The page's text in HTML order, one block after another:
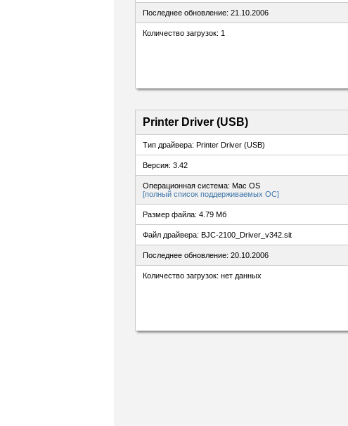
Последнее обновление: 21.10.2006
Количество загрузок: 1
Printer Driver (USB)
Тип драйвера: Printer Driver (USB)
Версия: 3.42
Операционная система: Mac OS
[полный список поддерживаемых ОС]
Размер файла: 4.79 Мб
Файл драйвера: BJC-2100_Driver_v342.sit
Последнее обновление: 20.10.2006
Количество загрузок: нет данных